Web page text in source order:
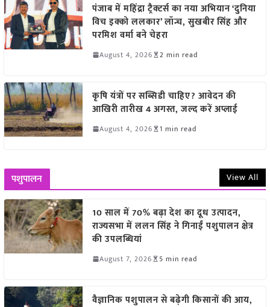
पंजाब में महिंद्रा ट्रैक्टर्स का नया अभियान ‘दुनिया
विच इक्को ललकार’ लॉन्च, सुखबीर सिंह और
परमिश वर्मा बने चेहरा
August 4, 2026 2 min read
कृषि यंत्रों पर सब्सिडी चाहिए? आवेदन की
आखिरी तारीख 4 अगस्त, जल्द करें अप्लाई
August 4, 2026 1 min read
पशुपालन View All
10 साल में 70% बढ़ा देश का दूध उत्पादन,
राज्यसभा में ललन सिंह ने गिनाईं पशुपालन क्षेत्र
की उपलब्धियां
August 7, 2026 5 min read
वैज्ञानिक पशुपालन से बढ़ेगी किसानों की आय,